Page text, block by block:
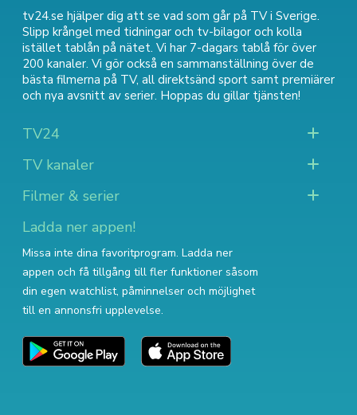
tv24.se hjälper dig att se vad som går på TV i Sverige.
Slipp krångel med tidningar och tv-bilagor och kolla
istället tablån på nätet. Vi har 7-dagars tablå för över
200 kanaler. Vi gör också en sammanställning över de
bästa filmerna på TV, all direktsänd sport samt premiärer
och nya avsnitt av serier. Hoppas du gillar tjänsten!
TV24
TV kanaler
Filmer & serier
Ladda ner appen!
Missa inte dina favoritprogram. Ladda ner
appen och få tillgång till fler funktioner såsom
din egen watchlist, påminnelser och möjlighet
till en annonsfri upplevelse.